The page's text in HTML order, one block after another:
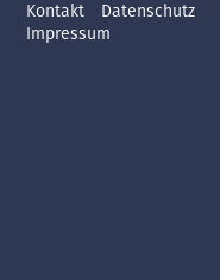
Kontakt
Datenschutz
Impressum